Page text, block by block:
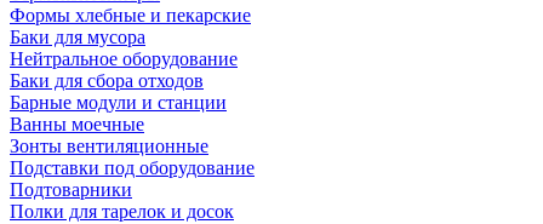
Формы хлебные и пекарские
Баки для мусора
Нейтральное оборудование
Баки для сбора отходов
Барные модули и станции
Ванны моечные
Зонты вентиляционные
Подставки под оборудование
Подтоварники
Полки для тарелок и досок